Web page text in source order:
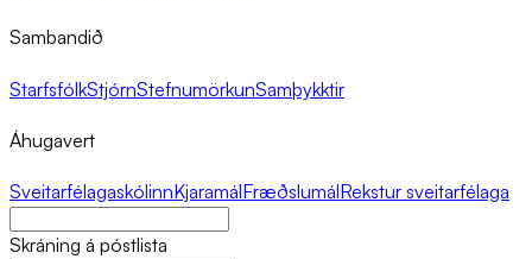
Sambandið
StarfsfólkStjórnStefnumörkunSamþykktir
Áhugavert
SveitarfélagaskólinnKjaramálFræðslumálRekstur sveitarfélaga
Skráning á póstlista